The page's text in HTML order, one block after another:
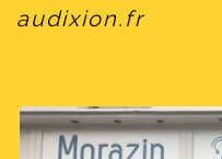
audixion.fr